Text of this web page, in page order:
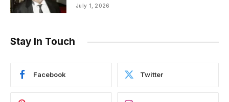
July 1, 2026
Stay In Touch
Facebook Twitter